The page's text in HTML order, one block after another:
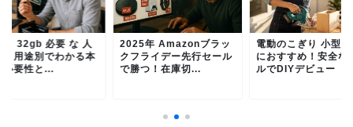
年 Amazonブラッ
ライデー先行セール
つ！在庫切...
電動のこぎり 小型で女性
におすすめ！安全なモデ
ルでDIYデビュー
メモリ 32gb 必要
とは？用途別でわか
当の必要性と...